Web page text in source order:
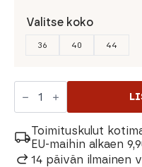
Valitse koko
36 40 44
Reima
Jupiter
Kypärämyssy
Toimituskulut
EU-maihin alkaen
14 päivän ilmainen